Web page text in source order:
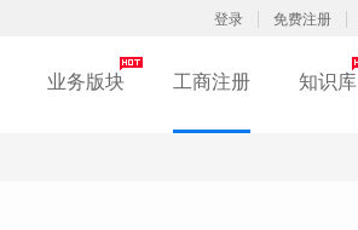
登录 免费注册
业务版块 工商注册 知识库